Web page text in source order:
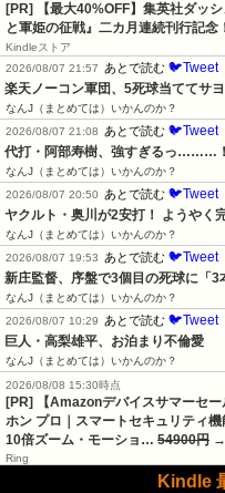
[PR]
【最大40%OFF】集英社ダッ
と軍姫の征戦』二カ月連続刊行記念！
Kindleストア
2026/08/07 21:57
あとで読む 🐦Tweet
楽天ノーコン軍団、5死球当ててサ
なんJ（まとめては）いかんのか？
2026/08/07 21:08
あとで読む 🐦Tweet
代打・阿部寿樹、強すぎるっ………
なんJ（まとめては）いかんのか？
2026/08/07 20:50
あとで読む 🐦Tweet
ヤクルト・奥川が2安打！ ようやく
なんJ（まとめては）いかんのか？
2026/08/07 19:53
あとで読む 🐦Tweet
新庄監督、序盤で3個目の死球に「3
なんJ（まとめては）いかんのか？
2026/08/07 10:29
あとで読む 🐦Tweet
巨人・高梨雄平、お泊まり不倫愛
なんJ（まとめては）いかんのか？
2026/08/08 15:30時点
[PR] 【Amazonデバイスサマーセ
ホン プロ｜スマートセキュリティ
10倍ズーム・モーショ… 54900円 →
Ring
Kindle